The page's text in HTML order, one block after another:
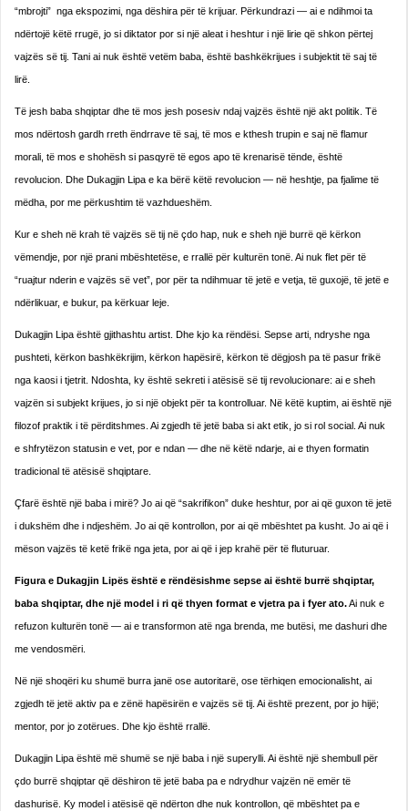
“mbrojti” nga ekspozimi, nga dëshira për të krijuar. Përkundrazi — ai e ndihmoi ta
ndërtojë këtë rrugë, jo si diktator por si një aleat i heshtur i një lirie që shkon përtej
vajzës së tij. Tani ai nuk është vetëm baba, është bashkëkrijues i subjektit të saj të
lirë.
Të jesh baba shqiptar dhe të mos jesh posesiv ndaj vajzës është një akt politik. Të
mos ndërtosh gardh rreth ëndrrave të saj, të mos e kthesh trupin e saj në flamur
morali, të mos e shohësh si pasqyrë të egos apo të krenarisë tënde, është
revolucion. Dhe Dukagjin Lipa e ka bërë këtë revolucion — në heshtje, pa fjalime të
mëdha, por me përkushtim të vazhdueshëm.
Kur e sheh në krah të vajzës së tij në çdo hap, nuk e sheh një burrë që kërkon
vëmendje, por një prani mbështetëse, e rrallë për kulturën tonë. Ai nuk flet për të
“ruajtur nderin e vajzës së vet”, por për ta ndihmuar të jetë e vetja, të guxojë, të jetë e
ndërlikuar, e bukur, pa kërkuar leje.
Dukagjin Lipa është gjithashtu artist. Dhe kjo ka rëndësi. Sepse arti, ndryshe nga
pushteti, kërkon bashkëkrijim, kërkon hapësirë, kërkon të dëgjosh pa të pasur frikë
nga kaosi i tjetrit. Ndoshta, ky është sekreti i atësisë së tij revolucionare: ai e sheh
vajzën si subjekt krijues, jo si një objekt për ta kontrolluar. Në këtë kuptim, ai është një
filozof praktik i të përditshmes. Ai zgjedh të jetë baba si akt etik, jo si rol social. Ai nuk
e shfrytëzon statusin e vet, por e ndan — dhe në këtë ndarje, ai e thyen formatin
tradicional të atësisë shqiptare.
Çfarë është një baba i mirë? Jo ai që “sakrifikon” duke heshtur, por ai që guxon të jetë
i dukshëm dhe i ndjeshëm. Jo ai që kontrollon, por ai që mbështet pa kusht. Jo ai që i
mëson vajzës të ketë frikë nga jeta, por ai që i jep krahë për të fluturuar.
Figura e Dukagjin Lipës është e rëndësishme sepse ai është burrë shqiptar,
baba shqiptar, dhe një model i ri që thyen format e vjetra pa i fyer ato.Ai nuk e
refuzon kulturën tonë — ai e transformon atë nga brenda, me butësi, me dashuri dhe
me vendosmëri.
Në një shoqëri ku shumë burra janë ose autoritarë, ose tërhiqen emocionalisht, ai
zgjedh të jetë aktiv pa e zënë hapësirën e vajzës së tij. Ai është prezent, por jo hijë;
mentor, por jo zotërues. Dhe kjo është rrallë.
Dukagjin Lipa është më shumë se një baba i një superylli. Ai është një shembull për
çdo burrë shqiptar që dëshiron të jetë baba pa e ndrydhur vajzën në emër të
dashurisë. Ky model i atësisë që ndërton dhe nuk kontrollon, që mbështet pa e